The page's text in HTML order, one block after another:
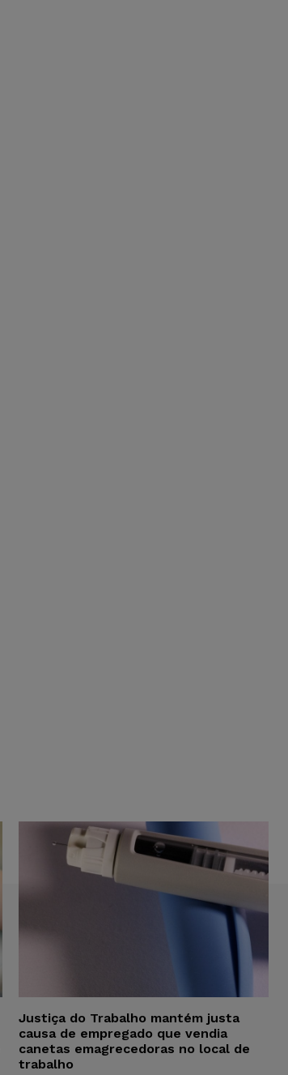
Justiça do Trabalho mantém justa
causa de empregado que vendia
canetas emagrecedoras no local de
trabalho